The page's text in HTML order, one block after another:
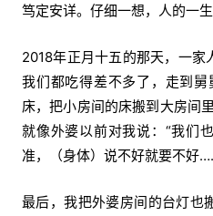
笃定安详。仔细一想，人的一生
2018年正月十五的那天，一家
我们都吃得差不多了，走到
床，把小房间的床搬到大房间
就像外婆以前对我说：“我们
准，（身体）说不好就要不好
最后，我把外婆房间的台灯也